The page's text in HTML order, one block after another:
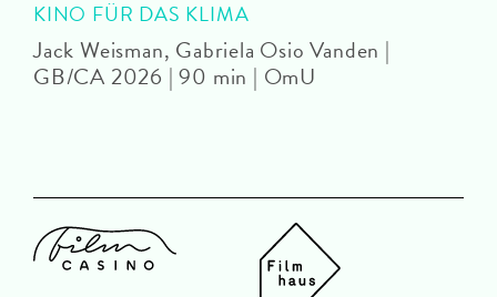
KINO FÜR DAS KLIMA
Jack Weisman, Gabriela Osio Vanden |
GB/CA 2026 | 90 min | OmU